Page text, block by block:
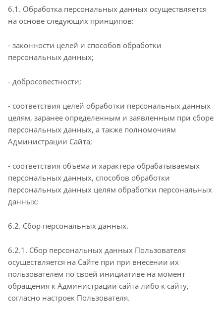
6.1. Обработка персональных данных осуществляется
на основе следующих принципов:
- законности целей и способов обработки
персональных данных;
- добросовестности;
- соответствия целей обработки персональных данных
целям, заранее определенным и заявленным при сборе
персональных данных, а также полномочиям
Администрации Сайта;
- соответствия объема и характера обрабатываемых
персональных данных, способов обработки
персональных данных целям обработки персональных
данных;
6.2. Сбор персональных данных.
6.2.1. Сбор персональных данных Пользователя
осуществляется на Сайте при при внесении их
пользователем по своей инициативе на момент
обращения к Администрации сайта либо к сайту,
согласно настроек Пользователя.